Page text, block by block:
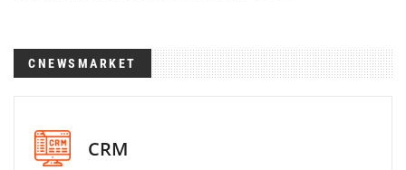
CNEWSMARKET
CRM